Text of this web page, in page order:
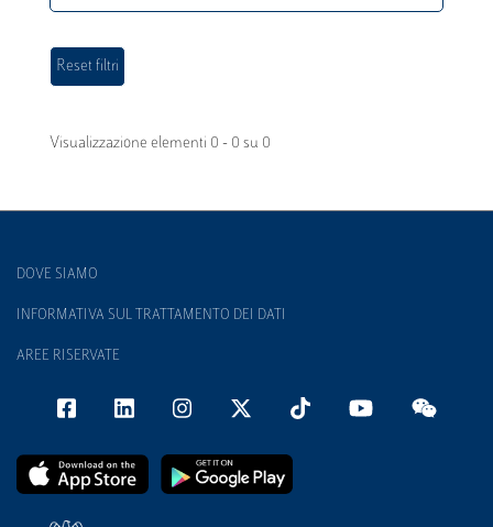
Visualizzazione elementi 0 - 0 su 0
DOVE SIAMO
INFORMATIVA SUL TRATTAMENTO DEI DATI
AREE RISERVATE